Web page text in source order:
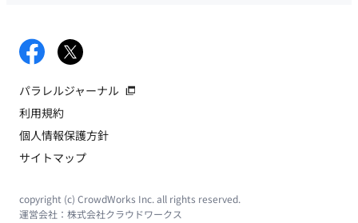
パラレルジャーナル
利用規約
個人情報保護方針
サイトマップ
copyright (c) CrowdWorks Inc. all rights reserved.
運営会社： 株式会社クラウドワークス